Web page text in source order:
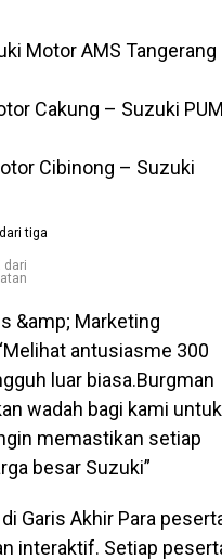
Motor AMS Tangerang
Cakung – Suzuki
Cibinong – Suzuki
dari
&amp; Marketing
antusiasme 300
luar biasa.Burgman
wadah bagi kami untuk
memastikan setiap
besar Suzuki”
Garis Akhir Para
interaktif. Setiap